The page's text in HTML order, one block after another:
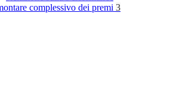
complessivo dei premi 3